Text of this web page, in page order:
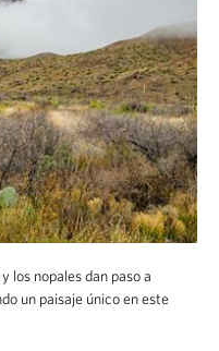
los nopales dan paso a
un paisaje único en este